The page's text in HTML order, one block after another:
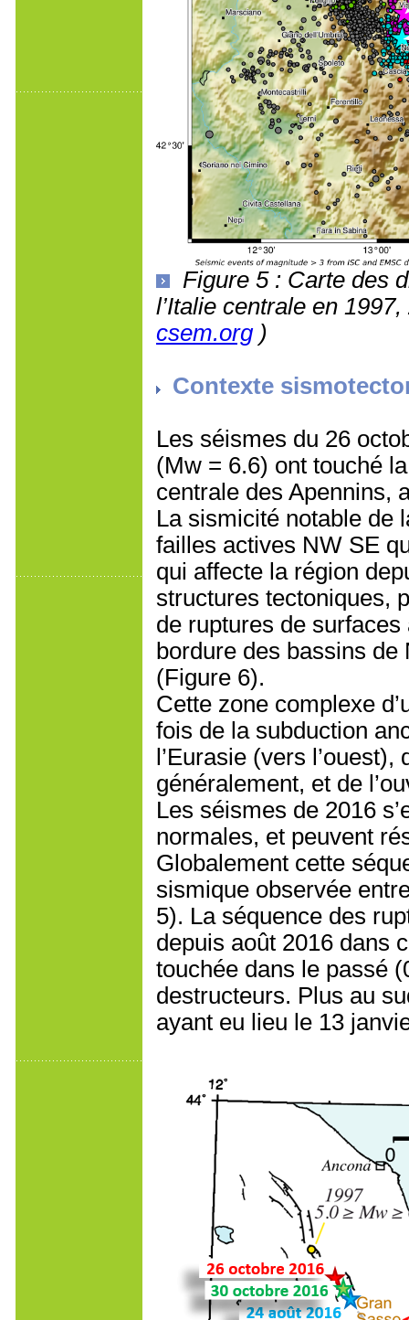
Figure 5 : Carte des
l’Italie centrale en
csem.org)
Contexte
Les séismes du 26
(Mw = 6.6) ont touché
centrale des Apennins,
La sismicité notable de
failles actives NW SE
qui affecte la région
structures tectoniques,
de ruptures de
bordure des bassins de
(Figure 6).
Cette zone complexe
fois de la subduction
l’Eurasie (vers
généralement, et de
Les séismes de 2016
normales, et peuvent
Globalement cette
sismique observée
5). La séquence des
depuis août 2016 dans
touchée dans le passé
destructeurs. Plus au
ayant eu lieu le 13